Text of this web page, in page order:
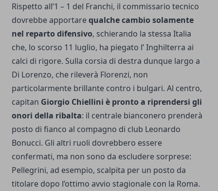
Rispetto all’1 – 1 del Franchi, il commissario tecnico
dovrebbe apportarequalche cambio solamente
nel reparto difensivo, schierando la stessa Italia
che, lo scorso 11 luglio, ha piegato l’ Inghilterra ai
calci di rigore. Sulla corsia di destra dunque largo a
Di Lorenzo, che rileverà Florenzi, non
particolarmente brillante contro i bulgari. Al centro,
capitan Giorgio Chiellini è pronto a riprendersi gli
onori della ribalta: il centrale bianconero prenderà
posto di fianco al compagno di club Leonardo
Bonucci. Gli altri ruoli dovrebbero essere
confermati, ma non sono da escludere sorprese:
Pellegrini, ad esempio, scalpita per un posto da
titolare dopo l’ottimo avvio stagionale con la Roma.